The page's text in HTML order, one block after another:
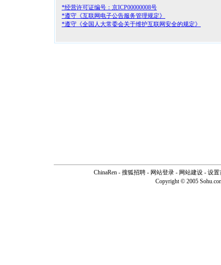
*经营许可证编号：京ICP00000008号
*遵守《互联网电子公告服务管理规定》
*遵守《全国人大常委会关于维护互联网安全的规定》
ChinaRen - 搜狐招聘 - 网站登录 - 网站建设 - 设置
Copyright © 2005